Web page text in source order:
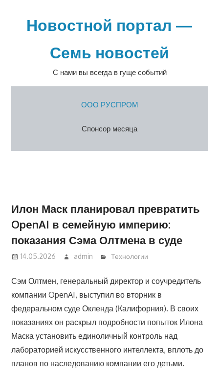
содержимомуНовостной портал —
Семь новостей
С нами вы всегда в гуще событий
ООО РУСПРОМ
Спонсор месяца
Илон Маск планировал превратить
OpenAI в семейную империю:
показания Сэма Олтмена в суде
14.05.2026 admin Технологии
Сэм Олтмен, генеральный директор и соучредитель
компании OpenAI, выступил во вторник в
федеральном суде Окленда (Калифорния). В своих
показаниях он раскрыл подробности попыток Илона
Маска установить единоличный контроль над
лабораторией искусственного интеллекта, вплоть до
планов по наследованию компании его детьми.